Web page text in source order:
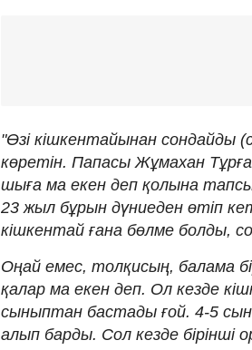
"Өзі кішкентайынан сондайды
көретін. Папасы Жұмахан
шыға ма екен деп қолына
23 жыл бұрын дүниеден өтіп
кішкентай ғана бөлме болды,
Оңай емес, толқисың, балама
қалар ма екен деп. Ол кезде
сыныптан бастады ғой. 4-5
алып барды. Сол кезде